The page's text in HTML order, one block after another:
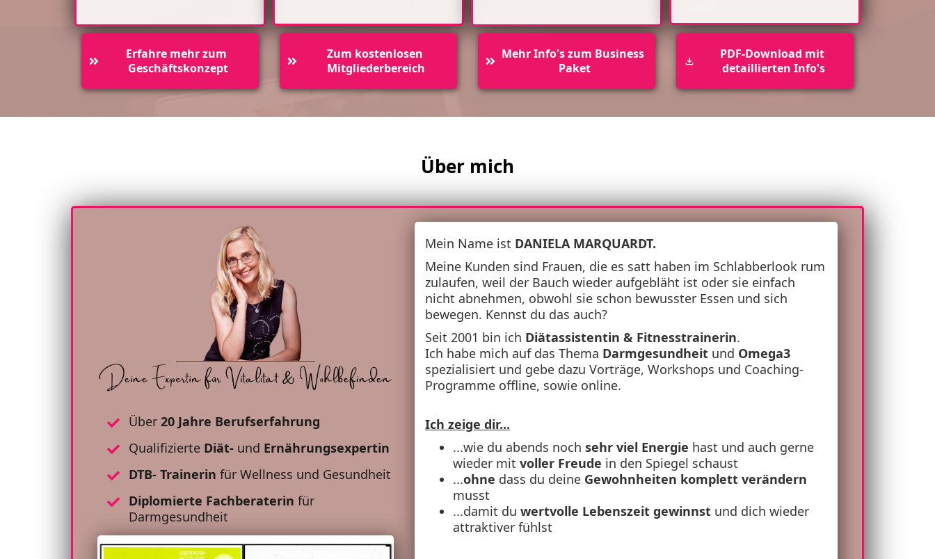
Erfahre mehr zum
Geschäftskonzept
Zum kostenlosen
Mitgliederbereich
Mehr Info's zum Business
Paket
PDF-Download mit
detaillierten Info's
Über mich
Über 20 Jahre Berufserfahrung
Qualifizierte Diät- und Ernährungsexpertin
DTB- Trainerin für Wellness und Gesundheit
Diplomierte Fachberaterin für
Darmgesundheit
Mein Name ist DANIELA MARQUARDT.
Meine Kunden sind Frauen, die es satt haben im Schlabberlook rum
zulaufen, weil der Bauch wieder aufgebläht ist oder sie einfach
nicht abnehmen, obwohl sie schon bewusster Essen und sich
bewegen. Kennst du das auch?
Seit 2001 bin ich Diätassistentin & Fitnesstrainerin.
Ich habe mich auf das Thema Darmgesundheitund Omega3
spezialisiert und gebe dazu Vorträge, Workshops und Coaching-
Programme offline, sowie online.
Ich zeige dir...
...wie du abends noch sehr viel Energie hast und auch gerne
wieder mit voller Freude in den Spiegel schaust
...ohne dass du deine Gewohnheiten komplett verändern
musst
...damit du wertvolle Lebenszeit gewinnstund dich wieder
attraktiver fühlst